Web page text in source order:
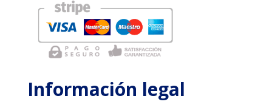
Información legal